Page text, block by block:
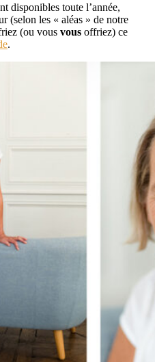
disponibles toute l’année,
(selon les « aléas » de notre
(ou vous vous offriez) ce
.